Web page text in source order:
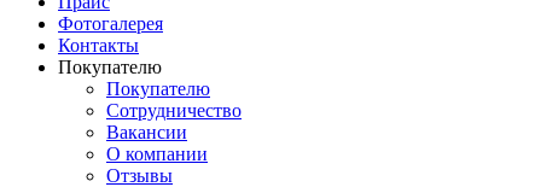
Фотогалерея
Контакты
Покупателю
Покупателю
Сотрудничество
Вакансии
О компании
Отзывы